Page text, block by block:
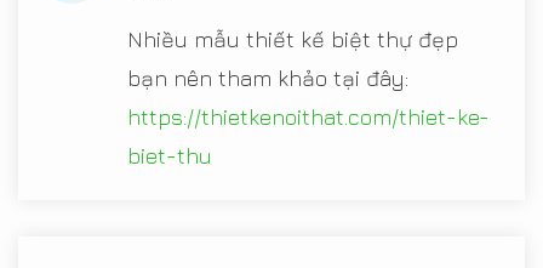
Nhiều mẫu thiết kế biệt thự đẹp
bạn nên tham khảo tại đây:
https://thietkenoithat.com/thiet-ke-
biet-thu